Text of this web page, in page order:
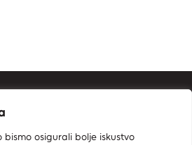
bismo osigurali bolje iskustvo